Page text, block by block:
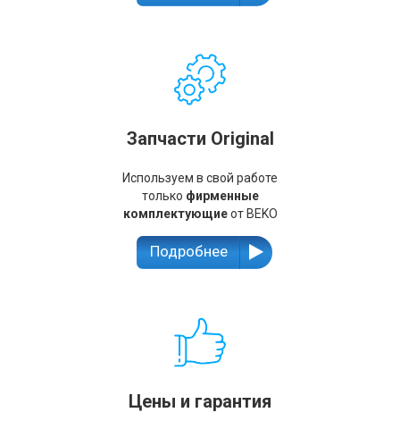
Запчасти Original
Используем в свой работе
только фирменные
комплектующиеот BEKO
Подробнее
Цены и гарантия